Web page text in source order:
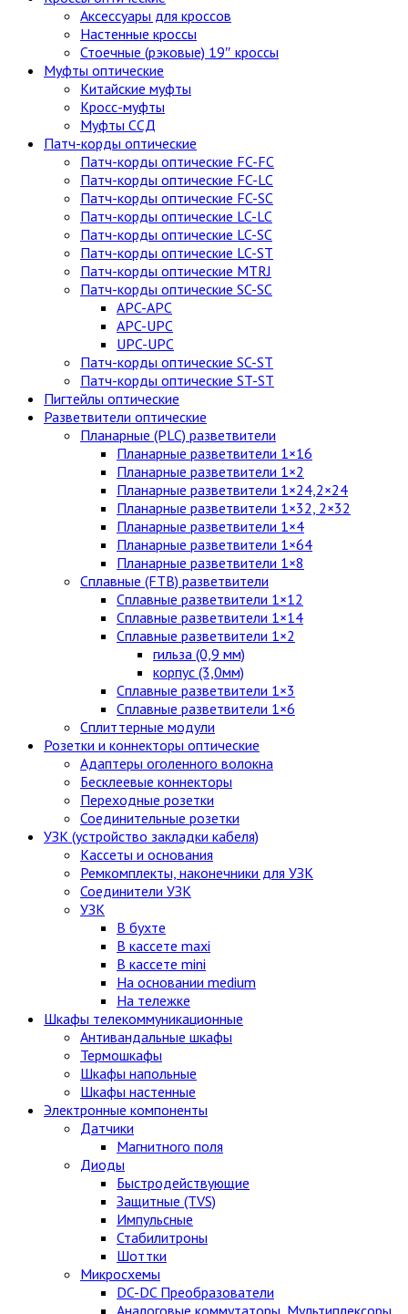
Аксессуары для кроссов
Настенные кроссы
Стоечные (рэковые) 19″ кроссы
Муфты оптические
Китайские муфты
Кросс-муфты
Муфты ССД
Патч-корды оптические
Патч-корды оптические FC-FC
Патч-корды оптические FC-LC
Патч-корды оптические FC-SC
Патч-корды оптические LC-LC
Патч-корды оптические LC-SC
Патч-корды оптические LC-ST
Патч-корды оптические MTRJ
Патч-корды оптические SC-SC
APC-APC
APC-UPC
UPC-UPC
Патч-корды оптические SC-ST
Патч-корды оптические ST-ST
Пигтейлы оптические
Разветвители оптические
Планарные (PLC) разветвители
Планарные разветвители 1×16
Планарные разветвители 1×2
Планарные разветвители 1×24,2×24
Планарные разветвители 1×32, 2×32
Планарные разветвители 1×4
Планарные разветвители 1×64
Планарные разветвители 1×8
Сплавные (FTB) разветвители
Сплавные разветвители 1×12
Сплавные разветвители 1×14
Сплавные разветвители 1×2
гильза (0,9 мм)
корпус (3,0мм)
Сплавные разветвители 1×3
Сплавные разветвители 1×6
Сплиттерные модули
Розетки и коннекторы оптические
Адаптеры оголенного волокна
Бесклеевые коннекторы
Переходные розетки
Соединительные розетки
УЗК (устройство закладки кабеля)
Кассеты и основания
Ремкомплекты, наконечники для УЗК
Соединители УЗК
УЗК
В бухте
В кассете maxi
В кассете mini
На основании medium
На тележке
Шкафы телекоммуникационные
Антивандальные шкафы
Термошкафы
Шкафы напольные
Шкафы настенные
Электронные компоненты
Датчики
Магнитного поля
Диоды
Быстродействующие
Защитные (TVS)
Импульсные
Стабилитроны
Шоттки
Микросхемы
DC-DC Преобразователи
Аналоговые коммутаторы, Мультиплексоры,